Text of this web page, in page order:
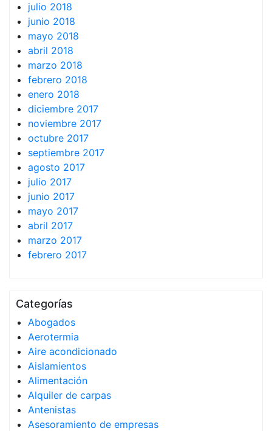
julio 2018
junio 2018
mayo 2018
abril 2018
marzo 2018
febrero 2018
enero 2018
diciembre 2017
noviembre 2017
octubre 2017
septiembre 2017
agosto 2017
julio 2017
junio 2017
mayo 2017
abril 2017
marzo 2017
febrero 2017
Categorías
Abogados
Aerotermia
Aire acondicionado
Aislamientos
Alimentación
Alquiler de carpas
Antenistas
Asesoramiento de empresas